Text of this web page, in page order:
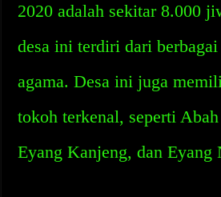
2020 adalah sekitar 8.000
desa ini terdiri dari
agama. Desa ini juga
tokoh terkenal, seperti Abah
Eyang Kanjeng, dan Eyang